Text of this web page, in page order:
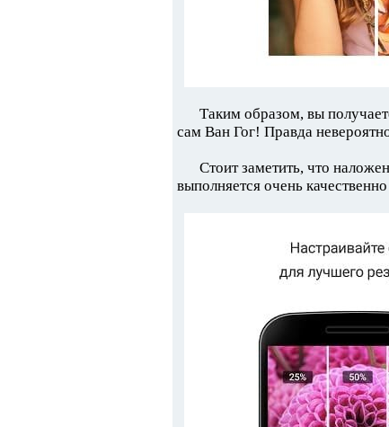
Таким образом, вы
сам Ван Гог! Правда
Стоит заметить, что
выполняется очень